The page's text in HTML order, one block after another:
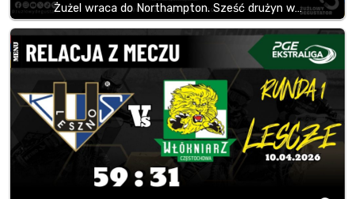
Żużel wraca do Northampton. Sześć drużyn w…